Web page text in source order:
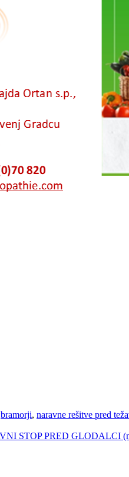
bramorji, naravne rešitve pred
STOP PRED GLODALCI